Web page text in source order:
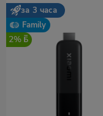
за 3 часа
Family
2%